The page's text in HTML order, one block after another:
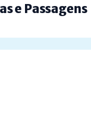
e Passagens